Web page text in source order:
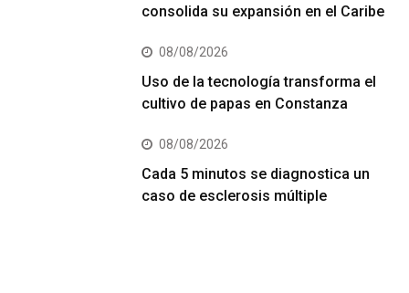
consolida su expansión en el Caribe
08/08/2026
Uso de la tecnología transforma el
cultivo de papas en Constanza
08/08/2026
Cada 5 minutos se diagnostica un
caso de esclerosis múltiple